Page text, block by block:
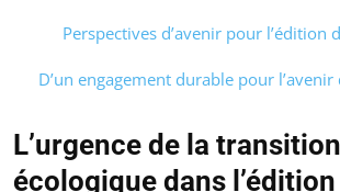
Perspectives d’avenir pour l’édition
D’un engagement durable pour l’avenir
L’urgence de la transition
écologique dans l’édition